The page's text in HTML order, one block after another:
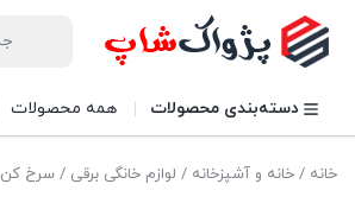
دسته‌بندی محصولات همه محصولات
خانه / خانه و آشپزخانه / لوازم خانگی برقی / سرخ کن